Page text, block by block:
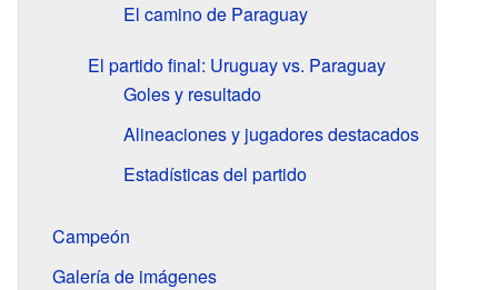
El camino de Paraguay
El partido final: Uruguay vs. Paraguay
Goles y resultado
Alineaciones y jugadores destacados
Estadísticas del partido
Campeón
Galería de imágenes